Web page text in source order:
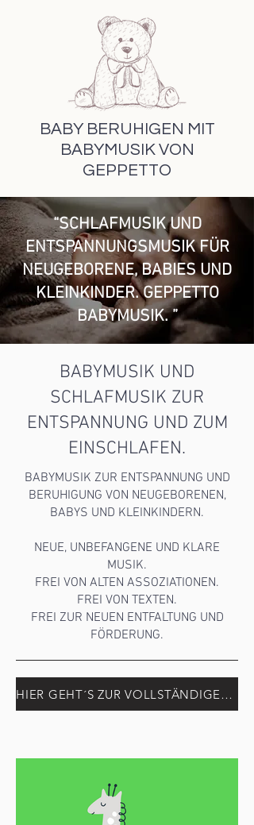
BABY BERUHIGEN MIT
BABYMUSIK VON
GEPPETTO
“SCHLAFMUSIK UND
ENTSPANNUNGSMUSIK FÜR
NEUGEBORENE, BABIES UND
KLEINKINDER. GEPPETTO
BABYMUSIK. ”
BABYMUSIK UND
SCHLAFMUSIK ZUR
ENTSPANNUNG UND ZUM
EINSCHLAFEN.
BABYMUSIK ZUR ENTSPANNUNG UND
BERUHIGUNG VON NEUGEBORENEN,
BABYS UND KLEINKINDERN.
NEUE, UNBEFANGENE UND KLARE
MUSIK.
FREI VON ALTEN ASSOZIATIONEN.
FREI VON TEXTEN.
FREI ZUR NEUEN ENTFALTUNG UND
FÖRDERUNG.
HIER GEHT´S ZUR VOLLSTÄNDIGEN BABYMUSIK STREAMING PLAYLISTE